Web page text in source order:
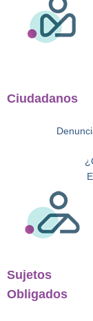
Ciudadanos
Sujetos
Obligados